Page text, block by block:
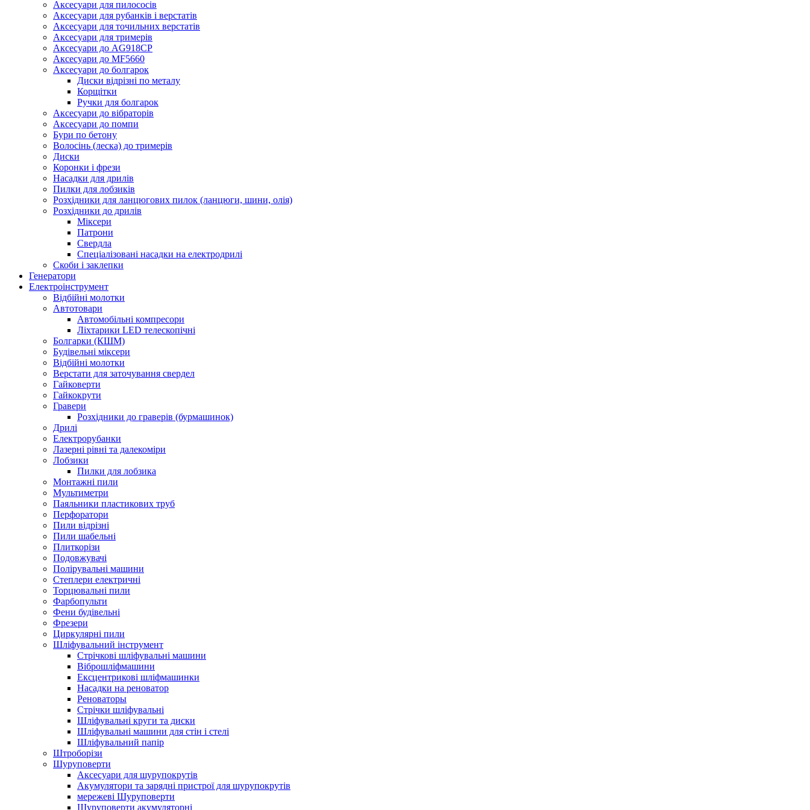
Аксесуари для пилососів
Аксесуари для рубанків і верстатів
Аксесуари для точильних верстатів
Аксесуари для тримерів
Аксесуари до AG918CP
Аксесуари до MF5660
Аксесуари до болгарок
Диски відрізні по металу
Корщітки
Ручки для болгарок
Аксесуари до вібраторів
Аксесуари до помпи
Бури по бетону
Волосінь (леска) до тримерів
Диски
Коронки і фрези
Насадки для дрилів
Пилки для лобзиків
Розхідники для ланцюгових пилок (ланцюги, шини, олія)
Розхідники до дрилів
Міксери
Патрони
Свердла
Спеціалізовані насадки на електродрилі
Скоби і заклепки
Генератори
Електроінструмент
Bідбійні молотки
Автотовари
Автомобільні компресори
Ліхтарики LED телескопічні
Болгарки (КШМ)
Будівельні міксери
Відбійні молотки
Верстати для заточування свердел
Гайковерти
Гайкокрути
Гравери
Розхідники до граверів (бурмашинок)
Дрилі
Електрорубанки
Лазерні рівні та далекоміри
Лобзики
Пилки для лобзика
Монтажні пили
Мультиметри
Паяльники пластикових труб
Перфоратори
Пили відрізні
Пили шабельні
Плиткорізи
Подовжувачі
Полірувальні машини
Степлери електричні
Торцювальні пили
Фарбопульти
Фени будівельні
Фрезери
Циркулярні пили
Шліфувальний інструмент
Cтрічкові шліфувальні машини
Віброшліфмашини
Ексцентрикові шліфмашинки
Насадки на реноватор
Реноваторы
Стрічки шліфувальні
Шліфувальні круги та диски
Шліфувальні машини для стін і стелі
Шліфувальний папір
Штроборізи
Шуруповерти
Аксесуари для шурупокрутів
Акумулятори та зарядні пристрої для шурупокрутів
мережеві Шуруповерти
Шуруповерти акумуляторні